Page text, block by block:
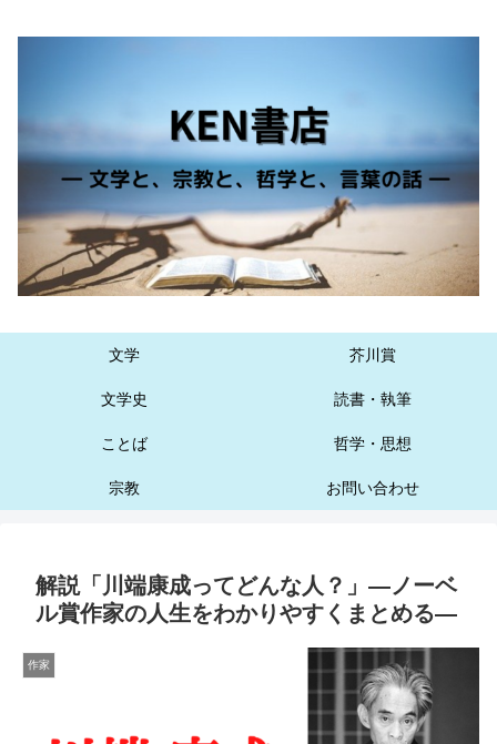
文学 芥川賞
文学史 読書・執筆
ことば 哲学・思想
宗教 お問い合わせ
解説「川端康成ってどんな人？」―ノーベ
ル賞作家の人生をわかりやすくまとめる―
作家